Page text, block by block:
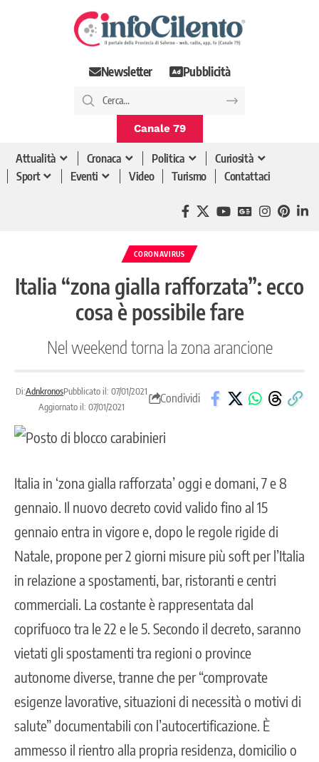
Newsletter Pubblicità
Canale 79
Attualità Cronaca Politica
Curiosità
Sport
Eventi Video Turismo Contattaci
CORONAVIRUS
Italia “zona gialla rafforzata”: ecco
cosa è possibile fare
Nel weekend torna la zona arancione
Di:AdnkronosPubblicato il: 07/01/2021
Aggiornato il: 07/01/2021
Condividi
Italia in ‘zona gialla rafforzata’ oggi e domani, 7 e 8
gennaio. Il nuovo decreto covid valido fino al 15
gennaio entra in vigore e, dopo le regole rigide di
Natale, propone per 2 giorni misure più soft per l’Italia
in relazione a spostamenti, bar, ristoranti e centri
commerciali. La costante è rappresentata dal
coprifuoco tra le 22 e le 5. Secondo il decreto, saranno
vietati gli spostamenti tra regioni o province
autonome diverse, tranne che per “comprovate
esigenze lavorative, situazioni di necessità o motivi di
salute” documentabili con l’autocertificazione. È
ammesso il rientro alla propria residenza, domicilio o